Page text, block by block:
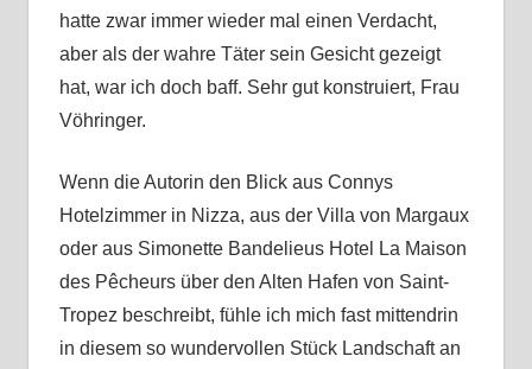
hatte zwar immer wieder mal einen Verdacht,
aber als der wahre Täter sein Gesicht gezeigt
hat, war ich doch baff. Sehr gut konstruiert, Frau
Vöhringer.
Wenn die Autorin den Blick aus Connys
Hotelzimmer in Nizza, aus der Villa von Margaux
oder aus Simonette Bandelieus Hotel La Maison
des Pêcheurs über den Alten Hafen von Saint-
Tropez beschreibt, fühle ich mich fast mittendrin
in diesem so wundervollen Stück Landschaft an